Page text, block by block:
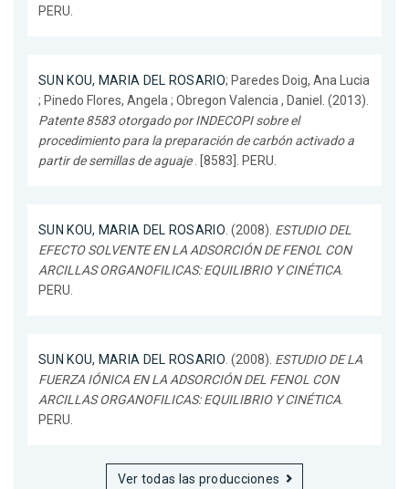
PERU.
SUN KOU, MARIA DEL ROSARIO; Paredes Doig, Ana Lucia
; Pinedo Flores, Angela ; Obregon Valencia , Daniel. (2013).
Patente 8583 otorgado por INDECOPI sobre el
procedimiento para la preparación de carbón activado a
partir de semillas de aguaje
. [8583]. PERU.
SUN KOU, MARIA DEL ROSARIO . (2008). ESTUDIO DEL
EFECTO SOLVENTE EN LA ADSORCIÓN DE FENOL CON
ARCILLAS ORGANOFILICAS: EQUILIBRIO Y CINÉTICA
PERU.
SUN KOU, MARIA DEL ROSARIO . (2008). ESTUDIO DE LA
FUERZA IÓNICA EN LA ADSORCIÓN DEL FENOL CON
ARCILLAS ORGANOFILICAS: EQUILIBRIO Y CINÉTICA
PERU.
Ver todas las producciones